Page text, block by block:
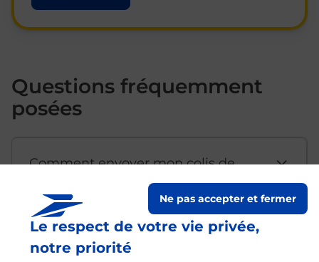
Le respect de votre vie privée,
notre priorité
Ne pas accepter et fermer
Questions fréquemment
posées
Comment envoyer mon colis de
Est-il possible d’acheter un
emballage directement depuis un